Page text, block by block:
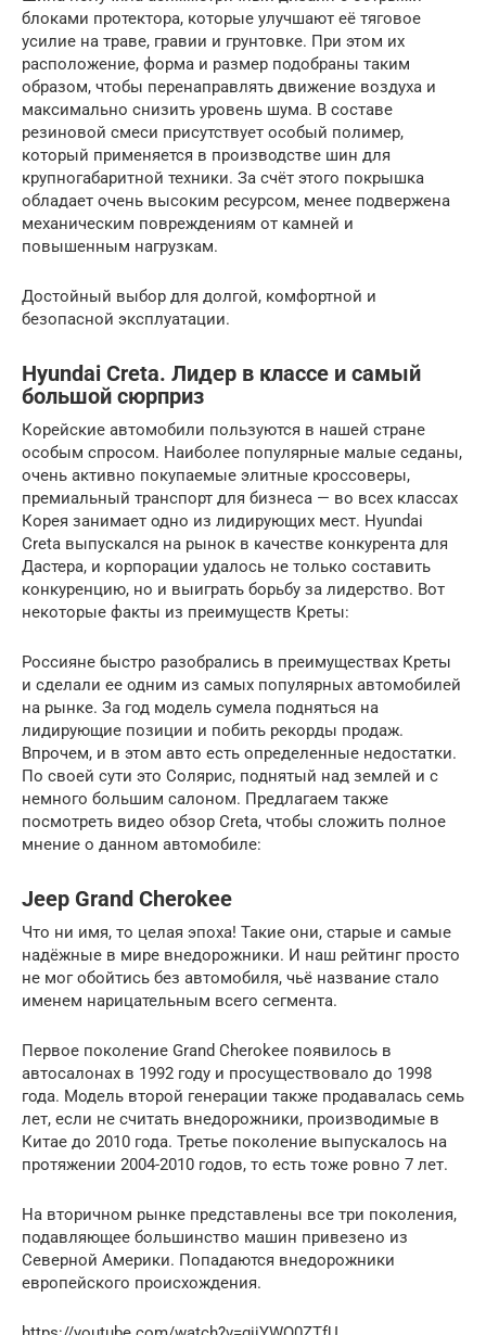
блоками протектора, которые улучшают её тяговое
усилие на траве, гравии и грунтовке. При этом их
расположение, форма и размер подобраны таким
образом, чтобы перенаправлять движение воздуха и
максимально снизить уровень шума. В составе
резиновой смеси присутствует особый полимер,
который применяется в производстве шин для
крупногабаритной техники. За счёт этого покрышка
обладает очень высоким ресурсом, менее подвержена
механическим повреждениям от камней и
повышенным нагрузкам.
Достойный выбор для долгой, комфортной и
безопасной эксплуатации.
Hyundai Creta. Лидер в классе и самый
большой сюрприз
Корейские автомобили пользуются в нашей стране
особым спросом. Наиболее популярные малые седаны,
очень активно покупаемые элитные кроссоверы,
премиальный транспорт для бизнеса — во всех классах
Корея занимает одно из лидирующих мест. Hyundai
Creta выпускался на рынок в качестве конкурента для
Дастера, и корпорации удалось не только составить
конкуренцию, но и выиграть борьбу за лидерство. Вот
некоторые факты из преимуществ Креты:
Россияне быстро разобрались в преимуществах Креты
и сделали ее одним из самых популярных автомобилей
на рынке. За год модель сумела подняться на
лидирующие позиции и побить рекорды продаж.
Впрочем, и в этом авто есть определенные недостатки.
По своей сути это Солярис, поднятый над землей и с
немного большим салоном. Предлагаем также
посмотреть видео обзор Creta, чтобы сложить полное
мнение о данном автомобиле:
Jeep Grand Cherokee
Что ни имя, то целая эпоха! Такие они, старые и самые
надёжные в мире внедорожники. И наш рейтинг просто
не мог обойтись без автомобиля, чьё название стало
именем нарицательным всего сегмента.
Первое поколение Grand Cherokee появилось в
автосалонах в 1992 году и просуществовало до 1998
года. Модель второй генерации также продавалась семь
лет, если не считать внедорожники, производимые в
Китае до 2010 года. Третье поколение выпускалось на
протяжении 2004-2010 годов, то есть тоже ровно 7 лет.
На вторичном рынке представлены все три поколения,
подавляющее большинство машин привезено из
Северной Америки. Попадаются внедорожники
европейского происхождения.